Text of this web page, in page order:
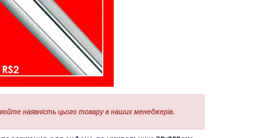
наявність цього товару в наших менеджерів.